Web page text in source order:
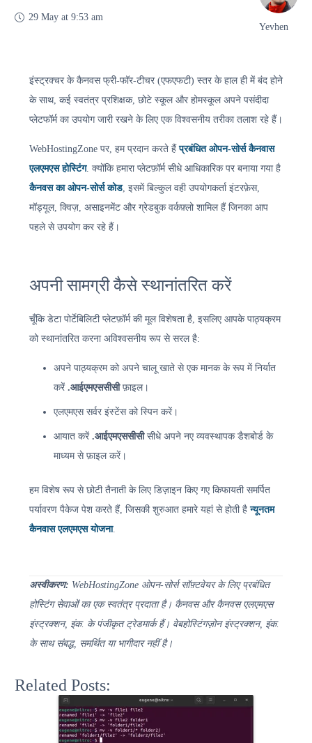
29 May at 9:53 am
Yevhen
इंस्ट्रक्चर के कैनवस फ्री-फॉर-टीचर (एफएफटी) स्तर के हाल ही में बंद होने
के साथ, कई स्वतंत्र प्रशिक्षक, छोटे स्कूल और होमस्कूल अपने पसंदीदा
प्लेटफॉर्म का उपयोग जारी रखने के लिए एक विश्वसनीय तरीका तलाश रहे हैं।
WebHostingZone पर, हम प्रदान करते हैंप्रबंधित ओपन-सोर्स कैनवास
एलएमएस होस्टिंग. क्योंकि हमारा प्लेटफ़ॉर्म सीधे आधिकारिक पर बनाया गया है
कैनवस का ओपन-सोर्स कोड, इसमें बिल्कुल वही उपयोगकर्ता इंटरफ़ेस,
मॉड्यूल, क्विज़, असाइनमेंट और ग्रेडबुक वर्कफ़्लो शामिल हैं जिनका आप
पहले से उपयोग कर रहे हैं।
अपनी सामग्री कैसे स्थानांतरित करें
चूँकि डेटा पोर्टेबिलिटी प्लेटफ़ॉर्म की मूल विशेषता है, इसलिए आपके पाठ्यक्रम
को स्थानांतरित करना अविश्वसनीय रूप से सरल है:
अपने पाठ्यक्रम को अपने चालू खाते से एक मानक के रूप में निर्यात
करें .आईएमएससीसीफ़ाइल।
एलएमएस सर्वर इंस्टेंस को स्पिन करें।
आयात करें .आईएमएससीसीसीधे अपने नए व्यवस्थापक डैशबोर्ड के
माध्यम से फ़ाइल करें।
हम विशेष रूप से छोटी तैनाती के लिए डिज़ाइन किए गए किफायती समर्पित
पर्यावरण पैकेज पेश करते हैं, जिसकी शुरुआत हमारे यहां से होती हैन्यूनतम
कैनवास एलएमएस योजना.
अस्वीकरण: WebHostingZone ओपन-सोर्स सॉफ़्टवेयर के लिए प्रबंधित
होस्टिंग सेवाओं का एक स्वतंत्र प्रदाता है। कैनवस और कैनवस एलएमएस
इंस्ट्रक्शन, इंक. के पंजीकृत ट्रेडमार्क हैं। वेबहोस्टिंगज़ोन इंस्ट्रक्शन, इंक.
के साथ संबद्ध, समर्थित या भागीदार नहीं है।
Related Posts: